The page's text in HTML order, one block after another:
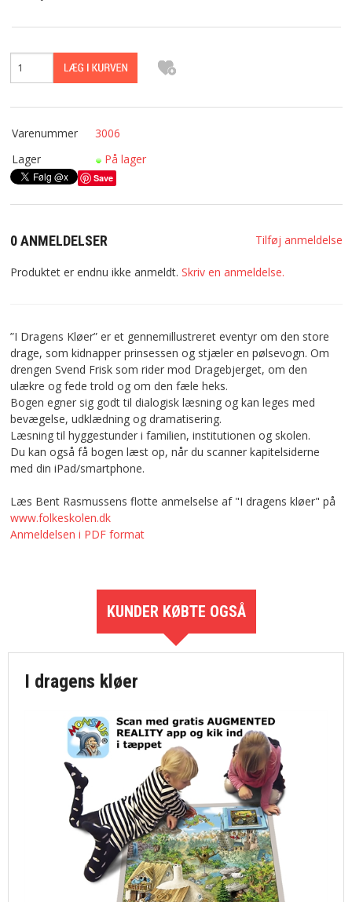
Varenummer
3006
Lager
På lager
Save
0 ANMELDELSER Tilføj anmeldelse
Produktet er endnu ikke anmeldt. Skriv en anmeldelse.
”I Dragens Kløer” er et gennemillustreret eventyr om den store
drage, som kidnapper prinsessen og stjæler en pølsevogn. Om
drengen Svend Frisk som rider mod Dragebjerget, om den
ulækre og fede trold og om den fæle heks.
Bogen egner sig godt til dialogisk læsning og kan leges med
bevægelse, udklædning og dramatisering.
Læsning til hyggestunder i familien, institutionen og skolen.
Du kan også få bogen læst op, når du scanner kapitelsiderne
med din iPad/smartphone.
Læs Bent Rasmussens flotte anmelselse af "I dragens kløer" på
www.folkeskolen.dk
Anmeldelsen i PDF format
KUNDER KØBTE OGSÅ
I dragens kløer